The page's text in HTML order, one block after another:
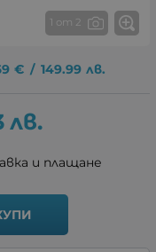
1 от 2
€ / 149.99 лв.
лв.
и плащане